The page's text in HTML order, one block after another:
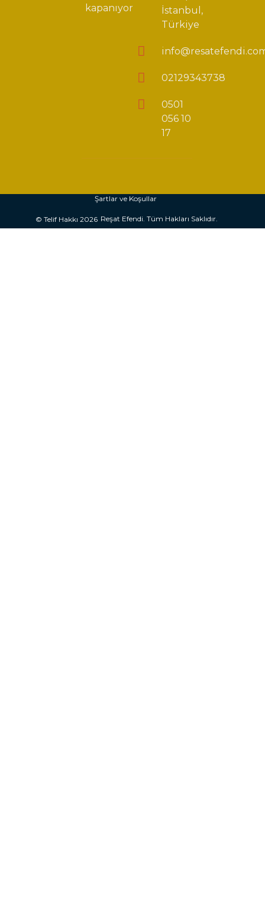
kapanıyor
İstanbul,
Türkiye
02129343738
0501
056 10
17
© Telif Hakkı 2026 Reşat Efendi. Tüm Hakları Saklıdır.
Şartlar ve Koşullar